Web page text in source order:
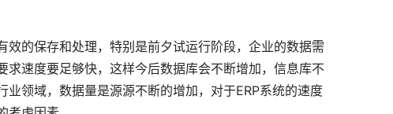
的保存和处理，特别是前夕试运行阶段，企业的数据需
速度要足够快，这样今后数据库会不断增加，信息库不
领域，数据量是源源不断的增加，对于ERP系统的速度